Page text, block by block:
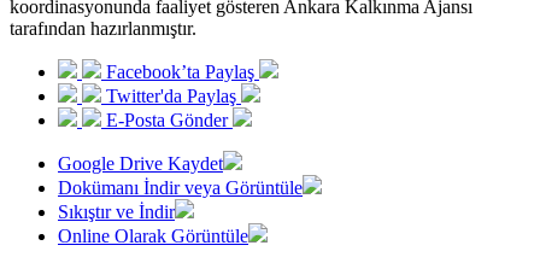
koordinasyonunda faaliyet gösteren Ankara Kalkınma Ajansı
tarafından hazırlanmıştır.
Facebook’ta Paylaş
Twitter'da Paylaş
E-Posta Gönder
Google Drive Kaydet
Dokümanı İndir veya Görüntüle
Sıkıştır ve İndir
Online Olarak Görüntüle